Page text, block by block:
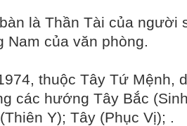
là Thần Tài của người
của văn phòng.
thuộc Tây Tứ Mệnh,
các hướng Tây Bắc
Y); Tây (Phục Vị); .